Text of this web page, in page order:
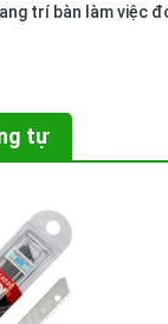
trí bàn làm việc
tự